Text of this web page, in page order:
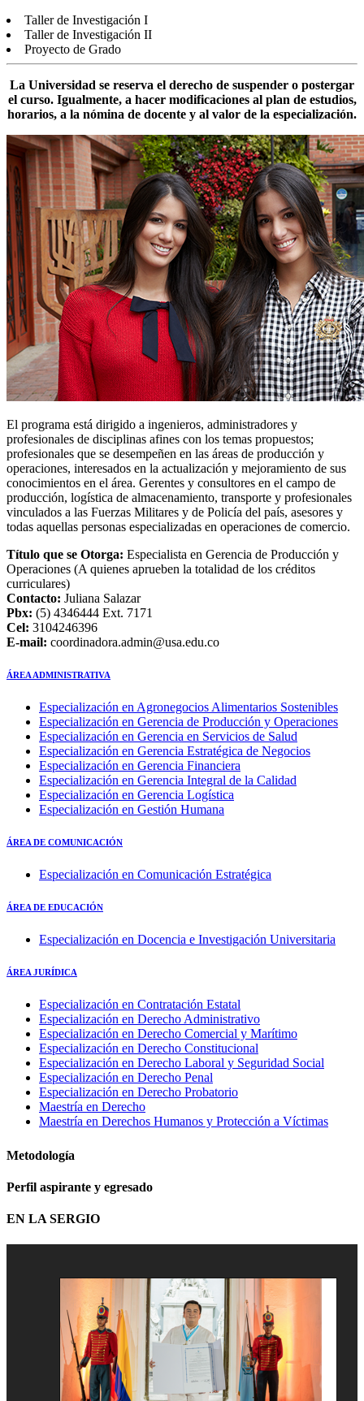
Taller de Investigación I
Taller de Investigación II
Proyecto de Grado
La Universidad se reserva el derecho de suspender o postergar
el curso. Igualmente, a hacer modificaciones al plan de estudios,
horarios, a la nómina de docente y al valor de la especialización.
El programa está dirigido a ingenieros, administradores y
profesionales de disciplinas afines con los temas propuestos;
profesionales que se desempeñen en las áreas de producción y
operaciones, interesados en la actualización y mejoramiento de sus
conocimientos en el área. Gerentes y consultores en el campo de
producción, logística de almacenamiento, transporte y profesionales
vinculados a las Fuerzas Militares y de Policía del país, asesores y
todas aquellas personas especializadas en operaciones de comercio.
Título que se Otorga: Especialista en Gerencia de Producción y
Operaciones (A quienes aprueben la totalidad de los créditos
curriculares)
Contacto: Juliana Salazar
Pbx: (5) 4346444 Ext. 7171
Cel: 3104246396
E-mail: coordinadora.admin@usa.edu.co
ÁREA ADMINISTRATIVA
Especialización en Agronegocios Alimentarios Sostenibles
Especialización en Gerencia de Producción y Operaciones
Especialización en Gerencia en Servicios de Salud
Especialización en Gerencia Estratégica de Negocios
Especialización en Gerencia Financiera
Especialización en Gerencia Integral de la Calidad
Especialización en Gerencia Logística
Especialización en Gestión Humana
ÁREA DE COMUNICACIÓN
Especialización en Comunicación Estratégica
ÁREA DE EDUCACIÓN
Especialización en Docencia e Investigación Universitaria
ÁREA JURÍDICA
Especialización en Contratación Estatal
Especialización en Derecho Administrativo
Especialización en Derecho Comercial y Marítimo
Especialización en Derecho Constitucional
Especialización en Derecho Laboral y Seguridad Social
Especialización en Derecho Penal
Especialización en Derecho Probatorio
Maestría en Derecho
Maestría en Derechos Humanos y Protección a Víctimas
Metodología
Perfil aspirante y egresado
EN LA SERGIO